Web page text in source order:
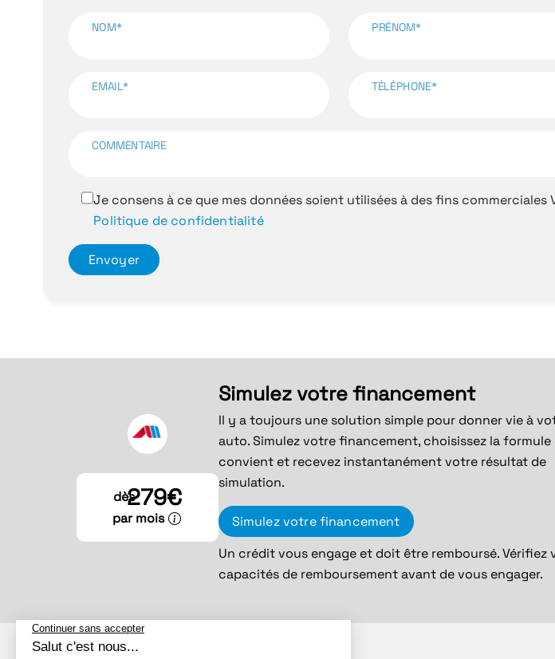
NOM* PRÉNOM*
EMAIL* TÉLÉPHONE*
COMMENTAIRE
Je consens à ce que mes données soient utilisées à des fins commerciales
Politique de confidentialité
Envoyer
dès279€
par mois
Simulez votre financement
Il y a toujours une solution simple pour donner vie à
auto. Simulez votre financement, choisissez la formule
convient et recevez instantanément votre résultat de
simulation.
Simulez votre financement
Un crédit vous engage et doit être remboursé. Vérifiez
capacités de remboursement avant de vous engager.